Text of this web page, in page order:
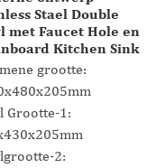
Stael Double
met Faucet Hole en
Kitchen Sink
grootte:
Grootte-1:
2: